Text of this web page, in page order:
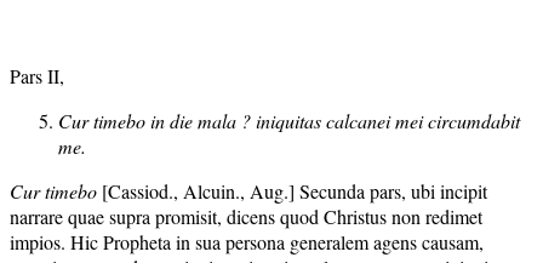
Pars II,
Cur timebo in die mala ? iniquitas calcanei mei circumdabit
me.
Cur timebo [Cassiod., Alcuin., Aug.] Secunda pars, ubi incipit
narrare quae supra promisit, dicens quod Christus non redimet
impios. Hic Propheta in sua persona generalem agens causam,